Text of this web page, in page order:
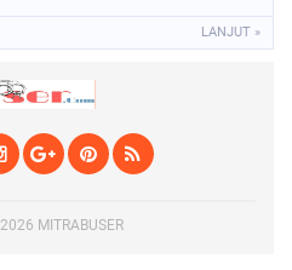
LANJUT »
2026 MITRABUSER